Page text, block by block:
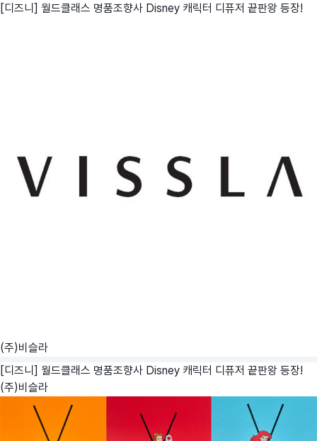
[디즈니] 월드클래스 명품조향사 Disney 캐릭터 디퓨저 끝판왕 등장!
(주)비슬라
[디즈니] 월드클래스 명품조향사 Disney 캐릭터 디퓨저 끝판왕 등장!
(주)비슬라